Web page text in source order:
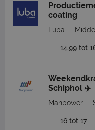
coating
Luba
14,99 tot
Schiphol ✈️
Manpower
16 tot 17